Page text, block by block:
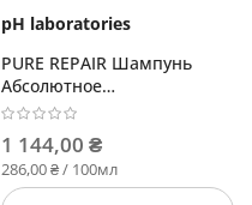
pH laboratories
PURE REPAIR Шампунь
Абсолютное
восстановление
1 144,00 ₴
286,00 ₴ / 100мл